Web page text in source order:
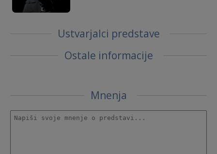
Ustvarjalci predstave
Ostale informacije
Mnenja